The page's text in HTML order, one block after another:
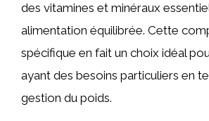
des vitamines et minéraux
alimentation équilibrée. Cette
spécifique en fait un choix idéal
ayant des besoins particuliers en
gestion du poids.